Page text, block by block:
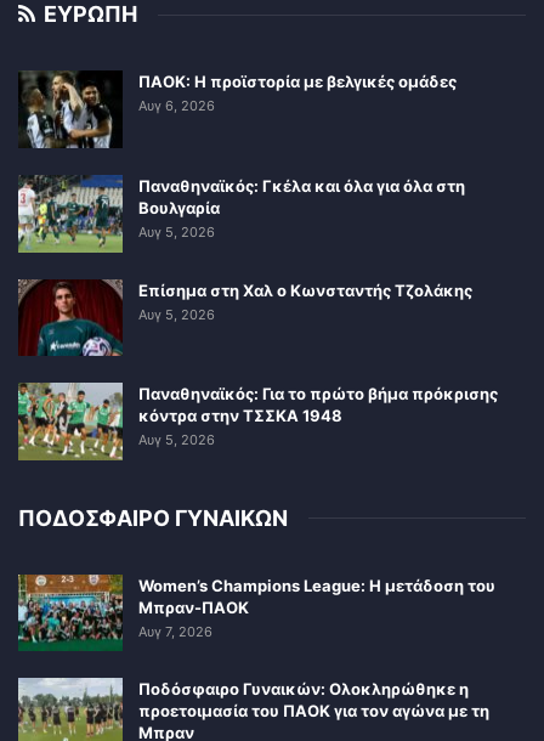
ΕΥΡΩΠΗ
ΠΑΟΚ: Η προϊστορία με βελγικές ομάδες
Αυγ 6, 2026
Παναθηναϊκός: Γκέλα και όλα για όλα στη
Βουλγαρία
Αυγ 5, 2026
Επίσημα στη Χαλ ο Κωνσταντής Τζολάκης
Αυγ 5, 2026
Παναθηναϊκός: Για το πρώτο βήμα πρόκρισης
κόντρα στην ΤΣΣΚΑ 1948
Αυγ 5, 2026
ΠΟΔΟΣΦΑΙΡΟ ΓΥΝΑΙΚΩΝ
Women’s Champions League: Η μετάδοση του
Μπραν-ΠΑΟΚ
Αυγ 7, 2026
Ποδόσφαιρο Γυναικών: Ολοκληρώθηκε η
προετοιμασία του ΠΑΟΚ για τον αγώνα με τη
Μπραν